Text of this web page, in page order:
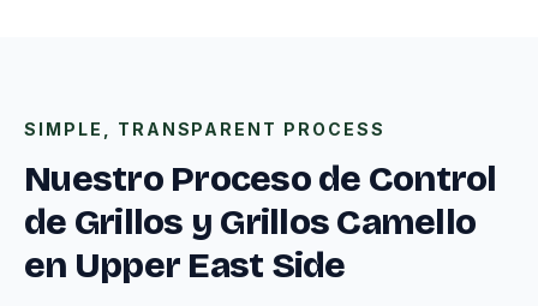
SIMPLE, TRANSPARENT PROCESS
Nuestro Proceso de Control
de Grillos y Grillos Camello
en Upper East Side